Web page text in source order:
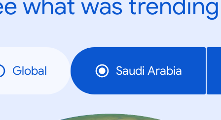
what was
Global Saudi Arabia